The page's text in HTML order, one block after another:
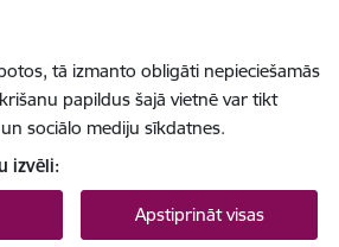
tā izmanto obligāti nepieciešamās
papildus šajā vietnē var tikt
sociālo mediju sīkdatnes.
izvēli:
Apstiprināt visas